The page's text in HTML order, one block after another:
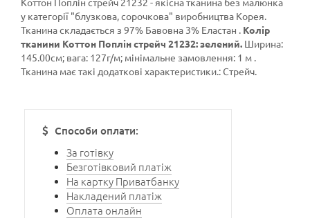
у категорії "блузкова, сорочкова" виробництва Корея.
Тканина складається з 97% Бавовна 3% Еластан . Колір
тканини Коттон Поплін стрейч 21232: зелений. Ширина:
145.00см; вага: 127г/м; мінімальне замовлення: 1 м .
Тканина має такі додаткові характеристики.: Стрейч.
Способи оплати:
За готівку
Безготівковий платіж
На картку Приватбанку
Накладений платіж
Оплата онлайн